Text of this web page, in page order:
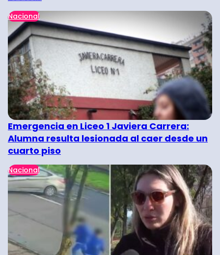
Nacional
Emergencia en Liceo 1 Javiera Carrera:
Alumna resulta lesionada al caer desde un
cuarto piso
Nacional